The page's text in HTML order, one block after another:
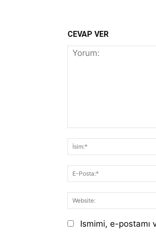
CEVAP VER
Yorum:
Ismimi, e-postamı